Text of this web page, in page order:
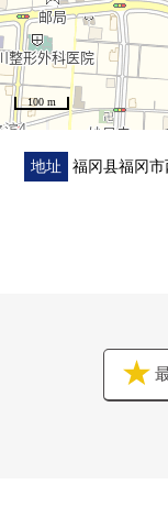
100 m
地址 福冈县福冈市